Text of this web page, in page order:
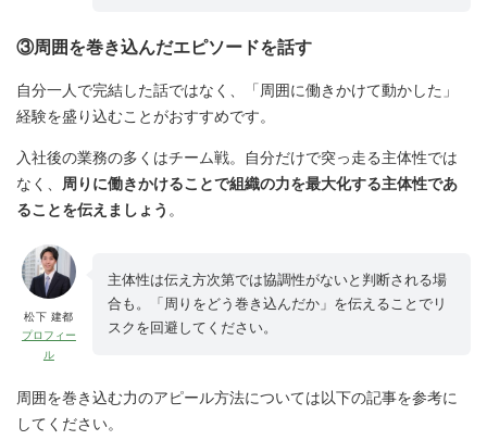
③周囲を巻き込んだエピソードを話す
自分一人で完結した話ではなく、「周囲に働きかけて動かした」
経験を盛り込むことがおすすめです。
入社後の業務の多くはチーム戦。自分だけで突っ走る主体性では
なく、 周りに働きかけることで組織の力を最大化する主体性であ
ることを伝えましょう 。
松下 建都
プロフィー
ル
主体性は伝え方次第では協調性がないと判断される場
合も。「周りをどう巻き込んだか」を伝えることでリ
スクを回避してください。
周囲を巻き込む力のアピール方法については以下の記事を参考に
してください。